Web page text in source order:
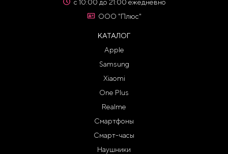
с 10:00 до 21:00 ежедневно
ООО "Плюс"
КАТАЛОГ
Apple
Samsung
Xiaomi
One Plus
Realme
Смартфоны
Смарт-часы
Наушники